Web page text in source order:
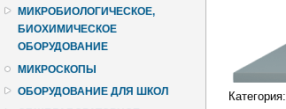
МИКРОБИОЛОГИЧЕСКОЕ,
БИОХИМИЧЕСКОЕ
ОБОРУДОВАНИЕ
МИКРОСКОПЫ
ОБОРУДОВАНИЕ ДЛЯ ШКОЛ
Категория: